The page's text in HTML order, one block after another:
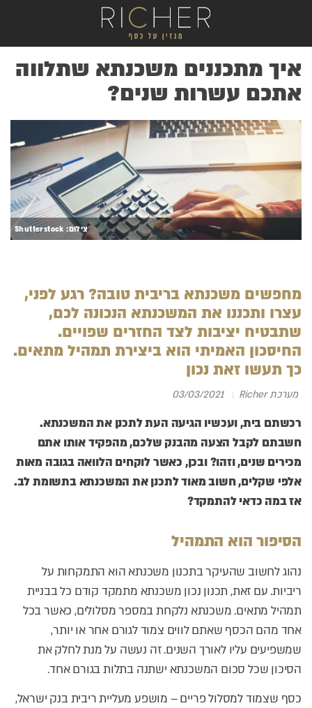
איך מתכננים משכנתא שתלווה
אתכם עשרות שנים?
צילום: Shutterstock
מחפשים משכנתא בריבית טובה? רגע לפני,
עצרו ותכננו את המשכנתא הנכונה לכם,
שתבטיח יציבות לצד החזרים שפויים.
החיסכון האמיתי הוא ביצירת תמהיל מתאים.
כך תעשו זאת נכון
מערכת Richer 03/03/2021
רכשתם בית, ועכשיו הגיעה העת לתכנן את המשכנתא.
חשבתם לקבל הצעה מהבנק שלכם, מהפקיד אותו אתם
מכירים שנים, וזהו? ובכן, כאשר לוקחים הלוואה בגובה מאות
אלפי שקלים, חשוב מאוד לתכנן את המשכנתא בתשומת לב.
אז במה כדאי להתמקד?
הסיפור הוא התמהיל
נהוג לחשוב שהעיקר בתכנון משכנתא הוא התמקחות על
ריביות. עם זאת, תכנון נכון משכנתא מתמקד קודם כל בבניית
תמהיל מתאים. משכנתא נלקחת במספר מסלולים, כאשר בכל
אחד מהם הכסף שאתם לווים צמוד לגורם אחר או יותר,
שמשפיעים עליו לאורך השנים. זה נעשה על מנת לחלק את
הסיכון שכל סכום המשכנתא ישתנה בתלות בגורם אחד.
כסף שצמוד למסלול פריים – מושפע מעליית ריבית בנק ישראל,